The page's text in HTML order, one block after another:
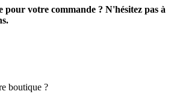
pour votre commande ? N'hésitez pas à
boutique ?